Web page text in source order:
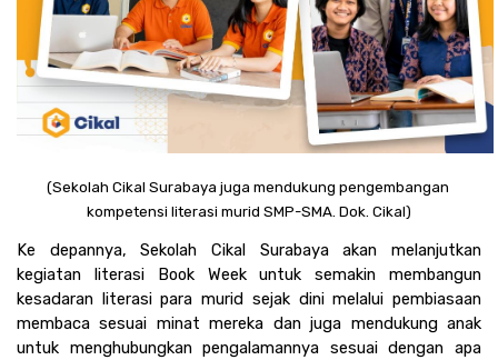
(Sekolah Cikal Surabaya juga mendukung pengembangan
kompetensi literasi murid SMP-SMA. Dok. Cikal)
Ke depannya, Sekolah Cikal Surabaya akan melanjutkan
kegiatan literasi Book Week untuk semakin membangun
kesadaran literasi para murid sejak dini melalui pembiasaan
membaca sesuai minat mereka dan juga mendukung anak
untuk menghubungkan pengalamannya sesuai dengan apa